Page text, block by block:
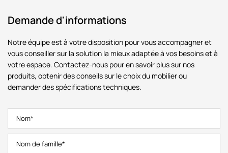
Demande d'informations
Notre équipe est à votre disposition pour vous accompagner et
vous conseiller sur la solution la mieux adaptée à vos besoins et à
votre espace. Contactez-nous pour en savoir plus sur nos
produits, obtenir des conseils sur le choix du mobilier ou
demander des spécifications techniques.